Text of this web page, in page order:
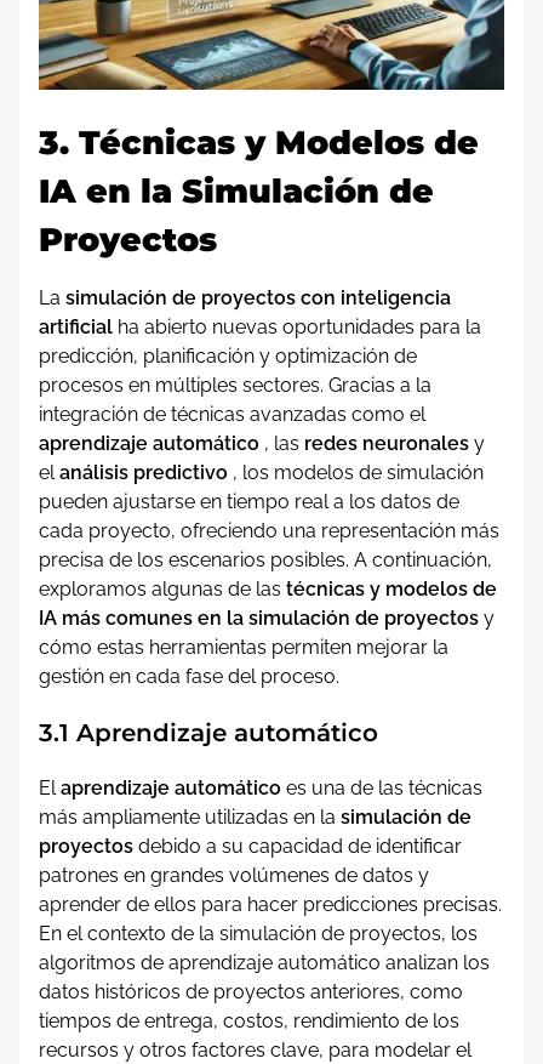
3. Técnicas y Modelos de
IA en la Simulación de
Proyectos
La simulación de proyectos con inteligencia
artificial ha abierto nuevas oportunidades para la
predicción, planificación y optimización de
procesos en múltiples sectores. Gracias a la
integración de técnicas avanzadas como el
aprendizaje automático , las redes neuronales y
elanálisis predictivo , los modelos de simulación
pueden ajustarse en tiempo real a los datos de
cada proyecto, ofreciendo una representación más
precisa de los escenarios posibles. A continuación,
exploramos algunas de las técnicas y modelos de
IA más comunes en la simulación de proyectos y
cómo estas herramientas permiten mejorar la
gestión en cada fase del proceso.
3.1 Aprendizaje automático
Elaprendizaje automático es una de las técnicas
más ampliamente utilizadas en la simulación de
proyectos debido a su capacidad de identificar
patrones en grandes volúmenes de datos y
aprender de ellos para hacer predicciones precisas.
En el contexto de la simulación de proyectos, los
algoritmos de aprendizaje automático analizan los
datos históricos de proyectos anteriores, como
tiempos de entrega, costos, rendimiento de los
recursos y otros factores clave, para modelar el